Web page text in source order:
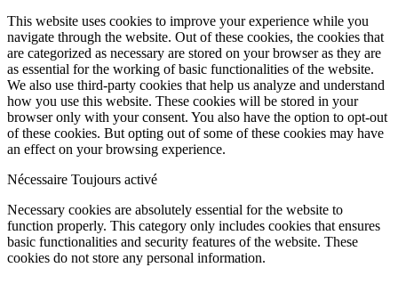
This website uses cookies to improve your experience while you
navigate through the website. Out of these cookies, the cookies that
are categorized as necessary are stored on your browser as they are
as essential for the working of basic functionalities of the website.
We also use third-party cookies that help us analyze and understand
how you use this website. These cookies will be stored in your
browser only with your consent. You also have the option to opt-out
of these cookies. But opting out of some of these cookies may have
an effect on your browsing experience.
Nécessaire Toujours activé
Necessary cookies are absolutely essential for the website to
function properly. This category only includes cookies that ensures
basic functionalities and security features of the website. These
cookies do not store any personal information.